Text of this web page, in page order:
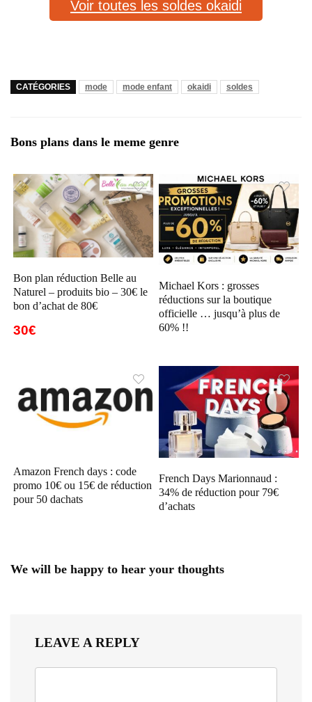
Voir toutes les soldes okaidi
CATÉGORIES mode mode enfant okaidi soldes
Bons plans dans le meme genre
Bon plan réduction Belle au
Naturel – produits bio – 30€ le
bon d’achat de 80€
30€
Michael Kors : grosses
réductions sur la boutique
officielle … jusqu’à plus de
60% !!
Amazon French days : code
promo 10€ ou 15€ de réduction
pour 50 dachats
French Days Marionnaud :
34% de réduction pour 79€
d’achats
We will be happy to hear your thoughts
LEAVE A REPLY